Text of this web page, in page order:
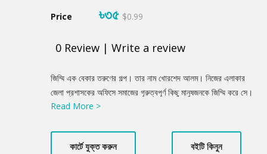
Price ৳৩৫ $0.99
0 Review | Write a review
Product
Summery
জিম্মি এক বেকার তরুণের গল্প। তার নাম খোরশেদ আলম। নিজের এলাকার
জেলা প্রশাসকের অফিসে সমাজের গূরুত্বপূর্ণ কিছু মানুষজনকে জিম্মি করে সে।
সে তার বিভিন্ন দাবি আদায়ে এই পথ অবলম্বন করেছে। কি ছিল তার দাবি?
চলে গল্প। কী আছে খোরশেদের ভাগ্যে?
Read More >
কার্টে যুক্ত করুন বইটি কিনুন